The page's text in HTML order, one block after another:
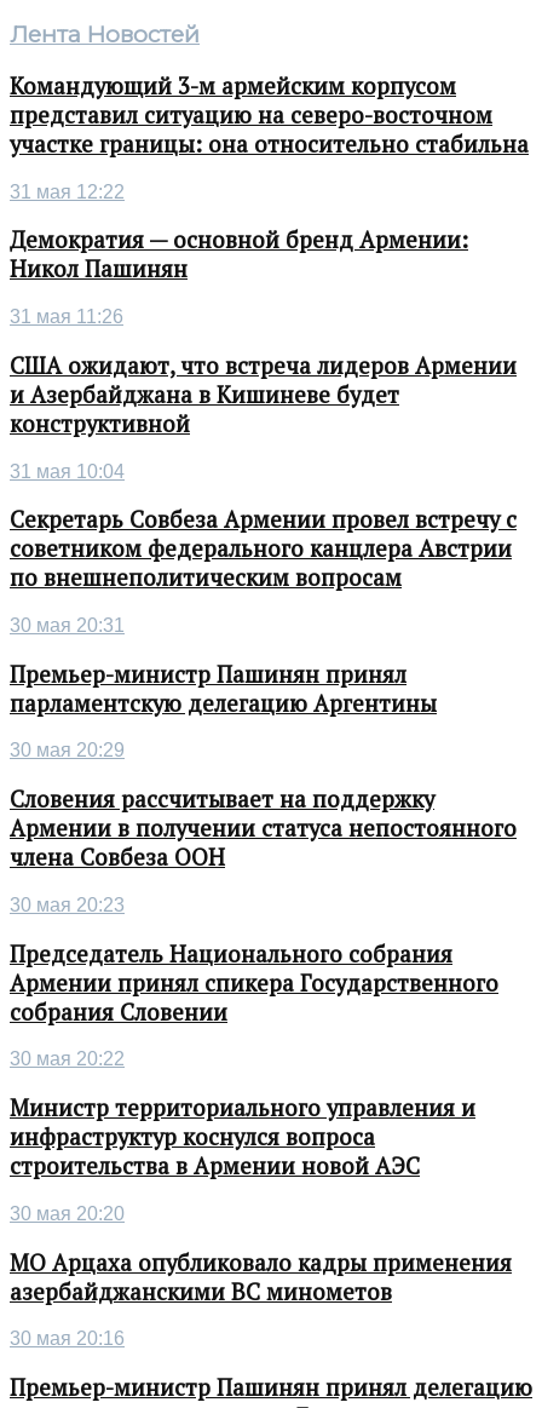
Лента Новостей
Командующий 3-м армейским корпусом
представил ситуацию на северо-восточном
участке границы: она относительно стабильна
31 мая 12:22
Демократия — основной бренд Армении:
Никол Пашинян
31 мая 11:26
США ожидают, что встреча лидеров Армении
и Азербайджана в Кишиневе будет
конструктивной
31 мая 10:04
Секретарь Совбеза Армении провел встречу с
советником федерального канцлера Австрии
по внешнеполитическим вопросам
30 мая 20:31
Премьер-министр Пашинян принял
парламентскую делегацию Аргентины
30 мая 20:29
Словения рассчитывает на поддержку
Армении в получении статуса непостоянного
члена Совбеза ООН
30 мая 20:23
Председатель Национального собрания
Армении принял спикера Государственного
собрания Словении
30 мая 20:22
Министр территориального управления и
инфраструктур коснулся вопроса
строительства в Армении новой АЭС
30 мая 20:20
МО Арцаха опубликовало кадры применения
азербайджанскими ВС минометов
30 мая 20:16
Премьер-министр Пашинян принял делегацию